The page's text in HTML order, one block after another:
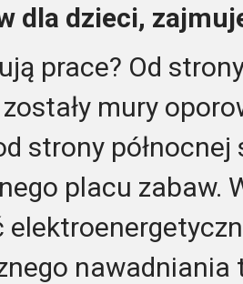
dla dzieci,
prace? Od
mury
strony
placu zabaw.
nawadniania